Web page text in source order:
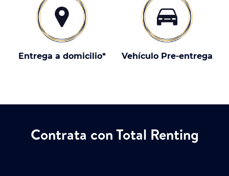
Entrega a domicilio* Vehículo Pre-entrega
Contrata con Total Renting